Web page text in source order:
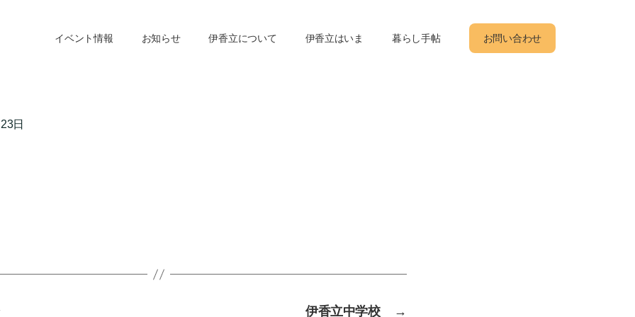
イベント情報 お知らせ 伊香立について 伊香立はいま 暮らし手帖 お問い合わせ
日
→
伊香立中学校